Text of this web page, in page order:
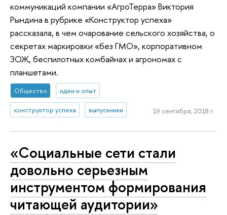
коммуникаций компании «АгроТерра» Виктория
Рындина в рубрике «Конструктор успеха»
рассказала, в чем очарование сельского хозяйства, о
секретах маркировки «без ГМО», корпоративном
ЗОЖ, беспилотных комбайнах и агрономах с
планшетами.
Общество идеи и опыт
конструктор успеха выпускники 19 сентября, 2018 г.
«Социальные сети стали
довольно серьезным
инструментом формирования
читающей аудитории»